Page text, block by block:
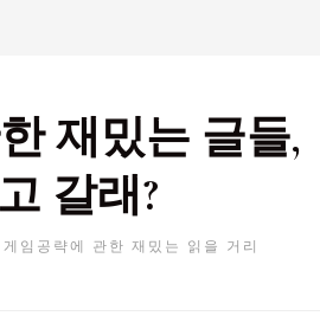
재밌는 글들,
갈래?
임공략에 관한 재밌는 읽을 거리